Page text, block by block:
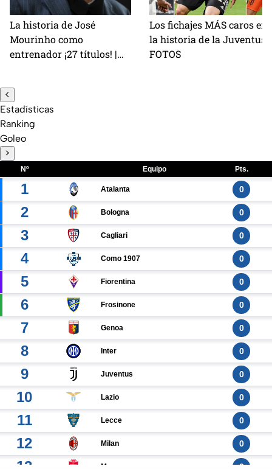
La historia de José
Mourinho como
entrenador ¡27 títulos! |
Los fichajes MÁS caros en
la historia de la Juventus |
FOTOS
<
Estadísticas
Ranking
Goleo
>